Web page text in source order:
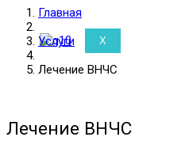
X
Главная
Услуги
Лечение ВНЧС
Лечение ВНЧС